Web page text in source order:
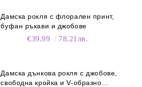
Дамска рокля с флорален принт,
буфан ръкави и джобове
€39.99 78.21лв.
Дамска дънкова рокля с джобове,
свободна кройка и V-образно